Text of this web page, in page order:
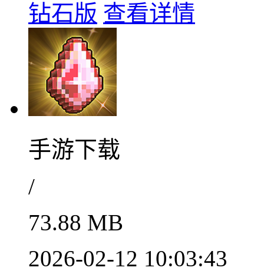
钻石版 查看详情
手游下载
/
73.88 MB
2026-02-12 10:03:43